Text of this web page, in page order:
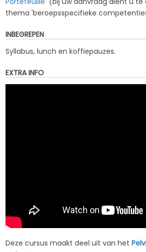
thema 'beroepsspecifieke
INBEGREPEN
Syllabus, lunch en koffiepauzes.
EXTRA INFO
Deze cursus maakt deel uit van het